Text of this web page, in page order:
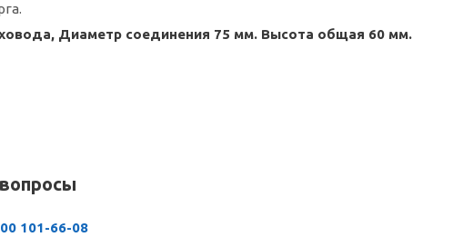
Диаметр соединения 75 мм. Высота общая 60 мм.
101-66-08